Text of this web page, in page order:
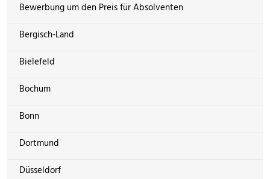
Bewerbung um den Preis für Absolventen
Bergisch-Land
Bielefeld
Bochum
Bonn
Dortmund
Düsseldorf